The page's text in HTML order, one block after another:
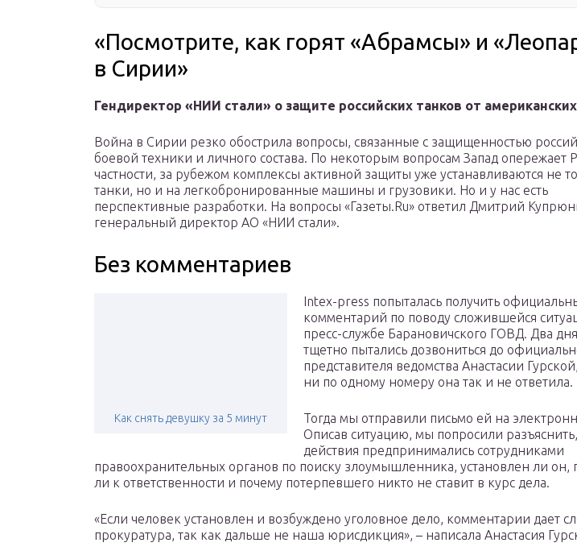
«Посмотрите, как горят «Абрамсы» и
в Сирии»
Гендиректор «НИИ стали» о защите российских танков от
Война в Сирии резко обострила вопросы, связанные с защищенностью
боевой техники и личного состава. По некоторым вопросам Запад опережает
частности, за рубежом комплексы активной защиты уже устанавливаются не
танки, но и на легкобронированные машины и грузовики. Но и у нас есть
перспективные разработки. На вопросы «Газеты.Ru» ответил Дмитрий
генеральный директор АО «НИИ стали».
Без комментариев
Как снять девушку за 5 минут
Intex-press попыталась получить
комментарий по поводу сложившейся
пресс-службе Барановичского ГОВД. Два
тщетно пытались дозвониться до
представителя ведомства Анастасии
ни по одному номеру она так и не ответила.
Тогда мы отправили письмо ей на
Описав ситуацию, мы попросили
действия предпринимались сотрудниками
правоохранительных органов по поиску злоумышленника, установлен ли он,
ли к ответственности и почему потерпевшего никто не ставит в курс дела.
«Если человек установлен и возбуждено уголовное дело, комментарии дает
прокуратура, так как дальше не наша юрисдикция», – написала Анастасия